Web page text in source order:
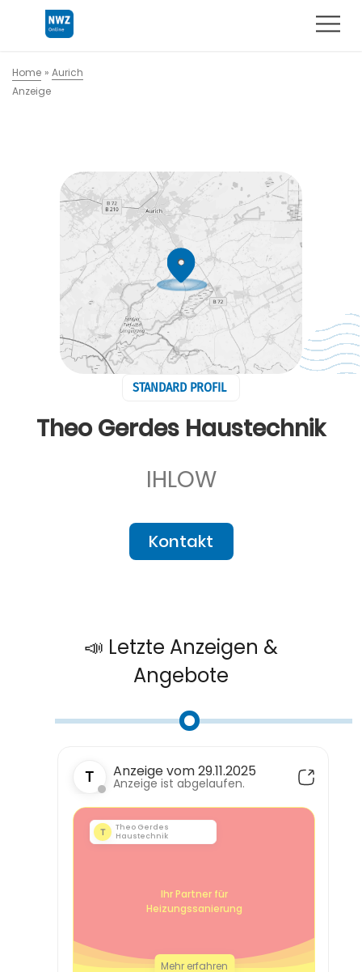
Home » Aurich
Anzeige
STANDARD PROFIL
Theo Gerdes Haustechnik
IHLOW
Kontakt